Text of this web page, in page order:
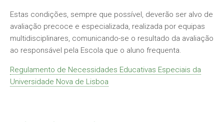
Estas condições, sempre que possível, deverão ser alvo de
avaliação precoce e especializada, realizada por equipas
multidisciplinares, comunicando-se o resultado da avaliação
ao responsável pela Escola que o aluno frequenta.
Regulamento de Necessidades Educativas Especiais da
Universidade Nova de Lisboa